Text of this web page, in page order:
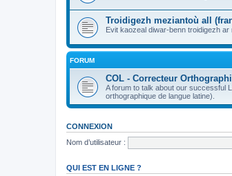
Troidigezh meziantoù all
Evit kaozeal diwar-benn troidigezh
FORUM
COL - Correcteur
A forum to talk about our successful
orthographique de langue latine).
CONNEXION
Nom d’utilisateur :
QUI EST EN LIGNE ?